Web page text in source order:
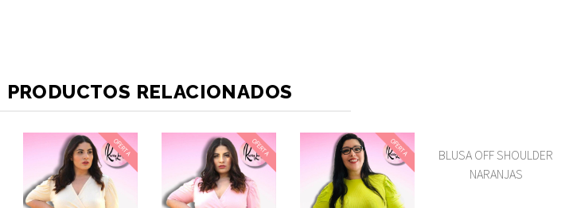
PRODUCTOS RELACIONADOS
OFERTA OFERTA OFERTA
BLUSA OFF SHOULDER
NARANJAS